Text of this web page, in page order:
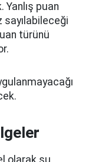
puan
sayılabileceği
türünü